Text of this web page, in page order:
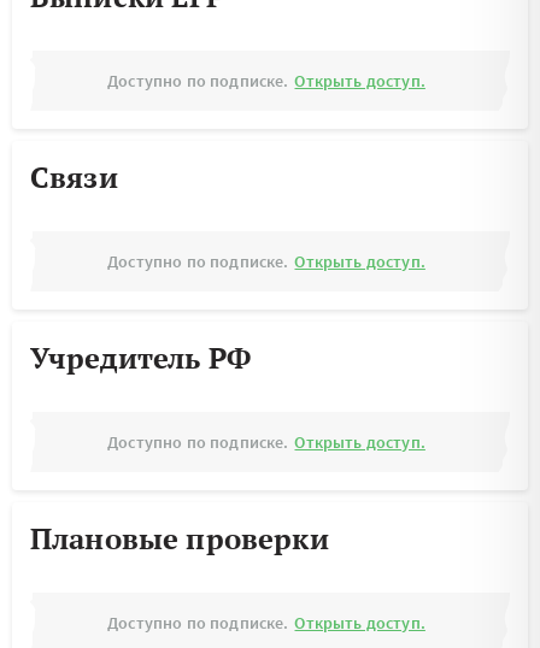
Доступно по подписке. Открыть доступ.
Связи
Доступно по подписке. Открыть доступ.
Учредитель РФ
Доступно по подписке. Открыть доступ.
Плановые проверки
Доступно по подписке. Открыть доступ.